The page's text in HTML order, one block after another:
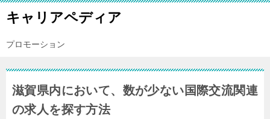
キャリアペディア
プロモーション
滋賀県内において、数が少ない国際交流関連
の求人を探す方法